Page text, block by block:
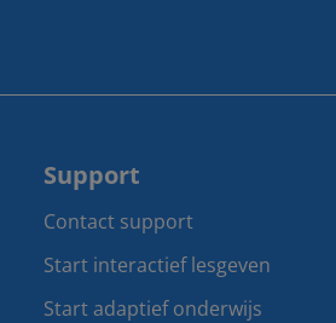
Support
Contact support
Start interactief lesgeven
Start adaptief onderwijs